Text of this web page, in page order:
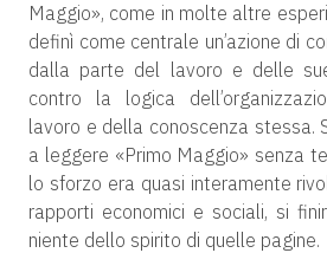
Maggio», come in molte altre
definì come centrale un’azione di
dalla parte del lavoro e delle
contro la logica
lavoro e della conoscenza stessa.
a leggere «Primo Maggio» senza
lo sforzo era quasi interamente
rapporti economici e sociali, si
niente dello spirito di quelle pagine.